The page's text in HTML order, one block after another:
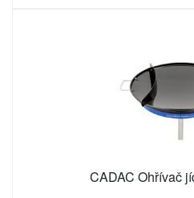
CADAC Ohřívač